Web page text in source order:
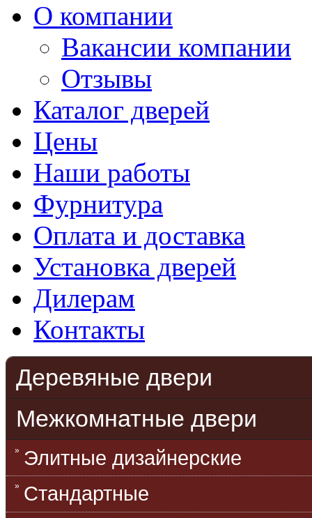
О компании
Вакансии компании
Отзывы
Каталог дверей
Цены
Наши работы
Фурнитура
Оплата и доставка
Установка дверей
Дилерам
Контакты
Деревяные двери
Межкомнатные двери
Элитные дизайнерские
Стандартные